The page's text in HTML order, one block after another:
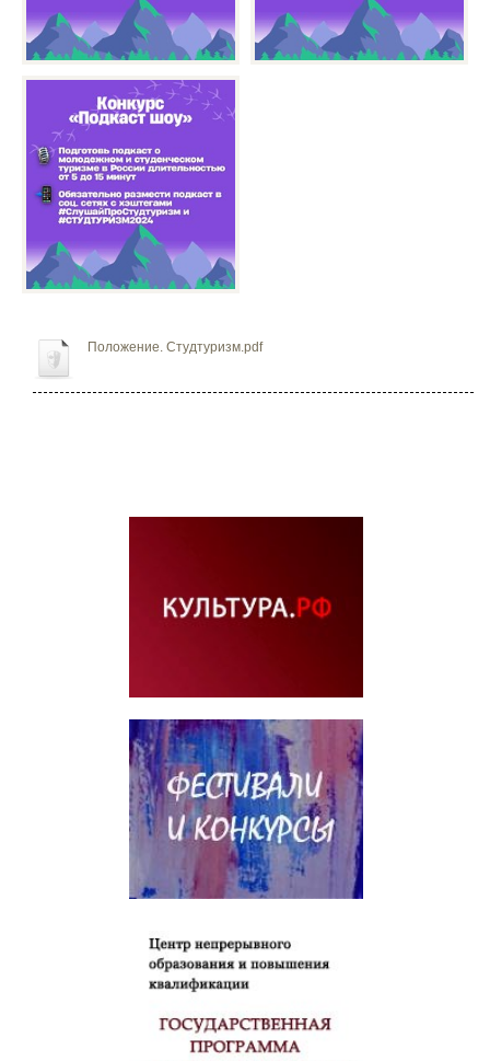
Положение. Студтуризм.pdf